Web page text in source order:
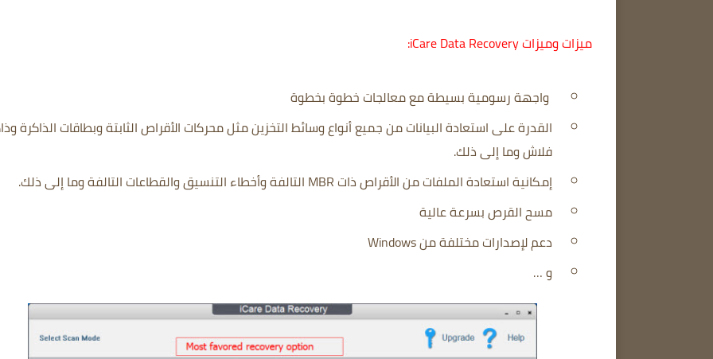
ميزات وميزات iCare Data Recovery:
واجهة رسومية بسيطة مع معالجات خطوة بخطوة
القدرة على استعادة البيانات من جميع أنواع وسائط التخزين مثل محركات الأقراص الثابتة وبطاقات الذاكرة
فلاش وما إلى ذلك.
إمكانية استعادة الملفات من الأقراص ذات MBR التالفة وأخطاء التنسيق والقطاعات التالفة وما إلى ذلك.
مسح القرص بسرعة عالية
دعم لإصدارات مختلفة من Windows
و …